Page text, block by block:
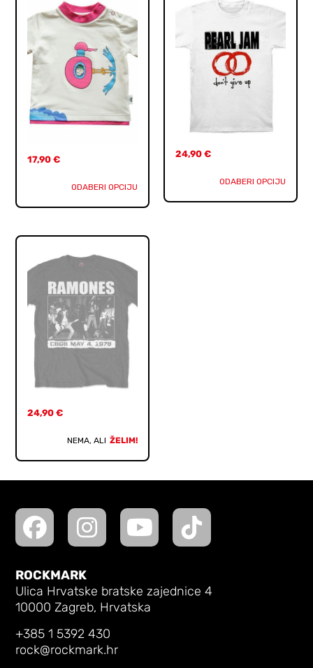
17,90€
ODABERI OPCIJU
24,90 €
ODABERI OPCIJU
24,90€
NEMA, ALI ŽELIM!
ROCKMARK
Ulica Hrvatske bratske zajednice 4
10000 Zagreb, Hrvatska
+385 1 5392 430
rock@rockmark.hr